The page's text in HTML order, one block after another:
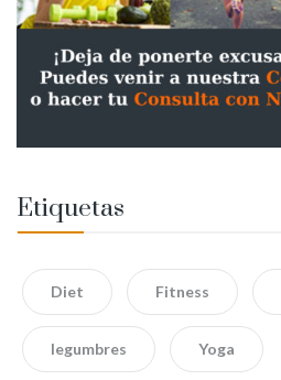
Etiquetas
Diet Fitness
legumbres Yoga